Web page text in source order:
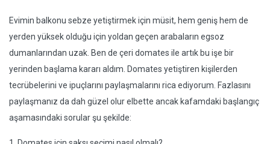
Evimin balkonu sebze yetiştirmek için müsit, hem geniş hem de
yerden yüksek olduğu için yoldan geçen arabaların egsoz
dumanlarından uzak. Ben de çeri domates ile artık bu işe bir
yerinden başlama kararı aldım. Domates yetiştiren kişilerden
tecrübelerini ve ipuçlarını paylaşmalarını rica ediyorum. Fazlasını
paylaşmanız da dah güzel olur elbette ancak kafamdaki başlangıç
aşamasındaki sorular şu şekilde: